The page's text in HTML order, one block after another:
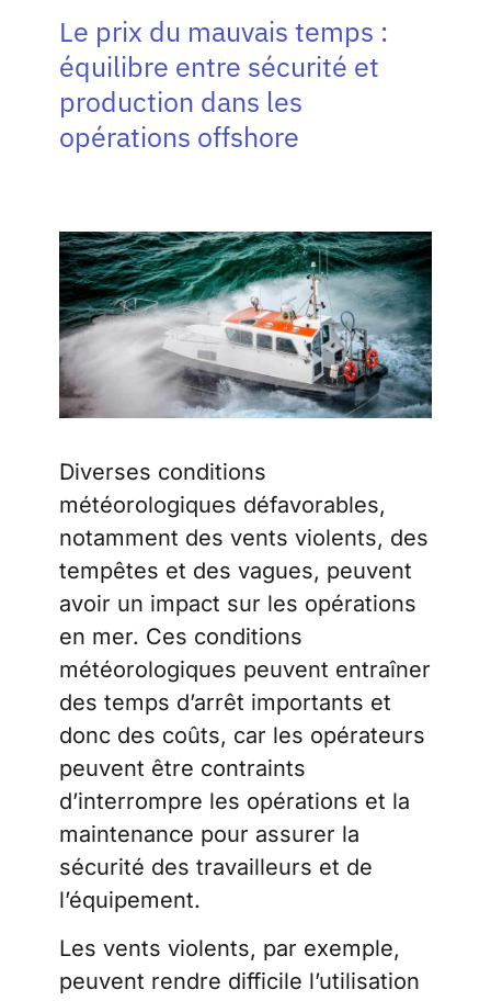
Le prix du mauvais temps :
équilibre entre sécurité et
production dans les
opérations offshore
Diverses conditions
météorologiques défavorables,
notamment des vents violents, des
tempêtes et des vagues, peuvent
avoir un impact sur les opérations
en mer. Ces conditions
météorologiques peuvent entraîner
des temps d’arrêt importants et
donc des coûts, car les opérateurs
peuvent être contraints
d’interrompre les opérations et la
maintenance pour assurer la
sécurité des travailleurs et de
l’équipement.
Les vents violents, par exemple,
peuvent rendre difficile l’utilisation